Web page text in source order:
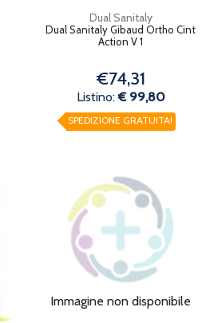
Dual Sanitaly
Dual Sanitaly Gibaud Ortho Cint
Action V 1
€74,31
Listino:€ 99,80
SPEDIZIONE GRATUITA!
Immagine non disponibile